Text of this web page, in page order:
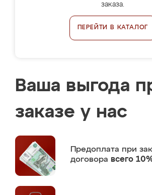
заказа.
ПЕРЕЙТИ В КАТАЛОГ
Ваша выгода
заказе у нас
Предоплата при
договора всего